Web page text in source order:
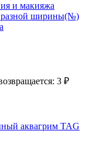
разной ширины(№)
3 ₽